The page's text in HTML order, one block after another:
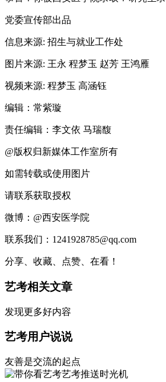
党委宣传部出品
信息来源: 招生与就业工作处
图片来源: 王永 程梦玉 赵芳 王鸿雁
视频来源: 程梦玉 高涵钰
编辑：常紫璇
责任编辑：李文依 马瑞馥
@版权归新媒体工作室所有
如需转载或使用图片
请联系获取授权
微博：@西安医学院
联系我们：1241928785@qq.com
分享、收藏、点赞、在看！
艺考相关文章
发现更多好内容
艺考用户说说
友善是交流的起点
艺考推送时光机